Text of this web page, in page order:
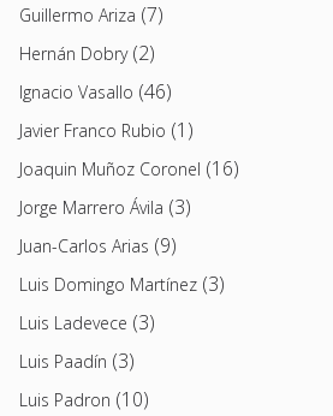
Guillermo Ariza (7)
Hernán Dobry(2)
Ignacio Vasallo (46)
Javier Franco Rubio (1)
Joaquin Muñoz Coronel (16)
Jorge Marrero Ávila (3)
Juan-Carlos Arias (9)
Luis Domingo Martínez (3)
Luis Ladevece (3)
Luis Paadín (3)
Luis Padron (10)